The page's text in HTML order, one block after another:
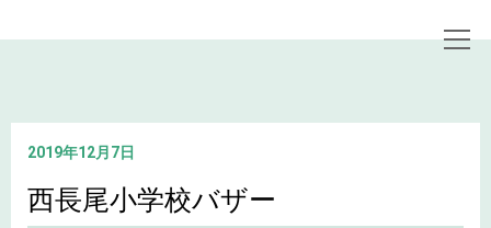
2019年12月7日
西長尾小学校バザー